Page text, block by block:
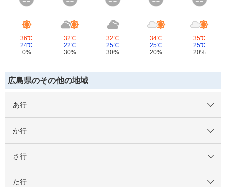
36℃
24℃
0%
32℃
22℃
30%
32℃
25℃
30%
34℃
25℃
20%
35℃
25℃
20%
広島県のその他の地域
あ行
か行
さ行
た行